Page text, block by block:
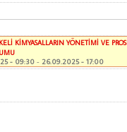
KİMYASALLARIN YÖNETİMİ VE
- 09:30 - 26.09.2025 - 17:00